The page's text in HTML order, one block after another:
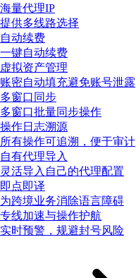
海量代理IP
提供多线路选择
自动续费
一键自动续费
虚拟资产管理
账密自动填充避免账号泄露
多窗口同步
多窗口批量同步操作
操作日志溯源
所有操作可追溯，便于审计
自有代理导入
灵活导入自己的代理配置
即点即译
为跨境业务消除语言障碍
专线加速与操作护航
实时预警，规避封号风险